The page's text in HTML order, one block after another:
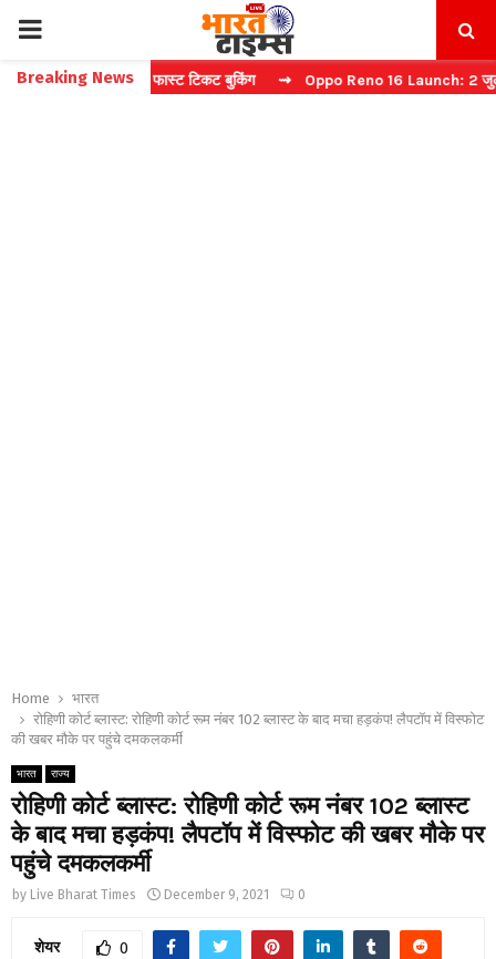
PRIMARY
MENU
Breaking News
कैप्चा करें फास्ट टिकट बुकिंग ⇝ Oppo Reno 16 Launch: 2 जुलाई को
Home
भारत
रोहिणी कोर्ट ब्लास्ट: रोहिणी कोर्ट रूम नंबर 102 ब्लास्ट के बाद मचा हड़कंप! लैपटॉप में विस्फोट
की खबर मौके पर पहुंचे दमकलकर्मी
भारत राज्य
रोहिणी कोर्ट ब्लास्ट: रोहिणी कोर्ट रूम नंबर 102 ब्लास्ट
के बाद मचा हड़कंप! लैपटॉप में विस्फोट की खबर मौके पर
पहुंचे दमकलकर्मी
by Live Bharat Times December 9, 2021 0
शेयर 0